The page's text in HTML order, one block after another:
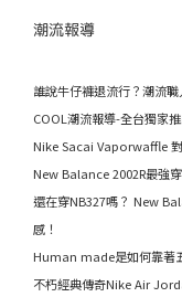
潮流報導
誰說牛仔褲退流行？潮流
COOL潮流報導-全台獨家
Nike Sacai Vaporwaffle 對
New Balance 2002R最強
還在穿NB327嗎？ New
感！
Human made是如何靠著
不朽經典傳奇Nike Air